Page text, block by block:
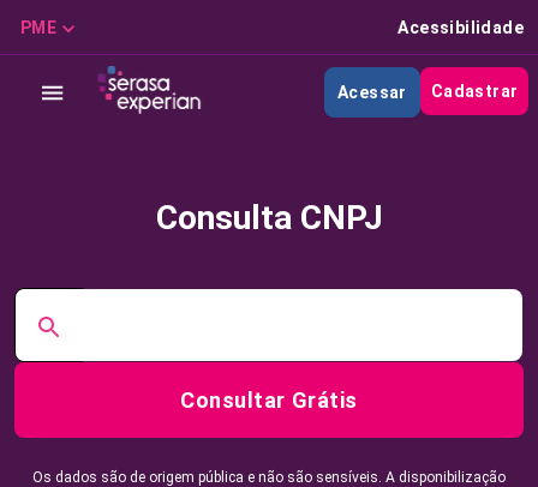
PME Acessibilidade
Acessar Cadastrar
Consulta CNPJ
Consultar Grátis
Os dados são de origem pública e não são sensíveis. A disponibilização